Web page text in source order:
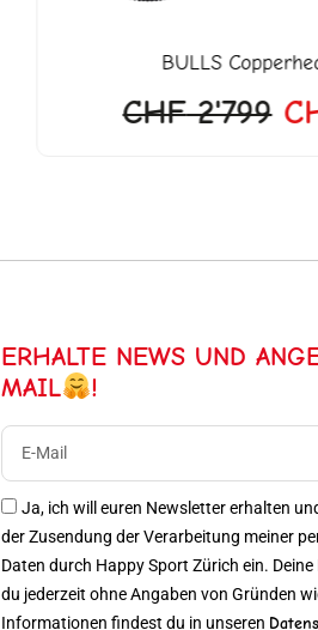
BULLS
CHF2'799
ERHALTE NEWS UND
MAIL
!
Ja, ich will euren Newsletter erhalten
der Zusendung der Verarbeitung meiner
Daten durch Happy Sport Zürich ein.
du jederzeit ohne Angaben von Gründen
Informationen findest du in unseren